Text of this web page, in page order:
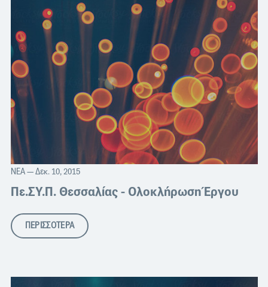
ΝΈΑ— Δεκ. 10, 2015
Πε.ΣΥ.Π. Θεσσαλίας - Ολοκλήρωση Έργου
ΠΕΡΙΣΣΟΤΕΡΑ